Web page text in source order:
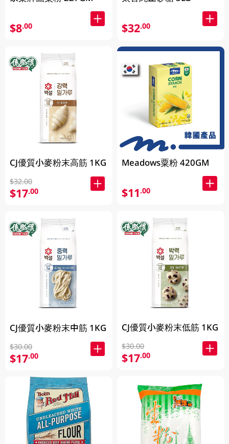
$8.00
CJ優質小麥粉末高筋 1KG
$32.00
$17.00
CJ優質小麥粉末中筋 1KG
$30.00
$17.00
$32.00
Meadows粟粉 420GM
$11.00
CJ優質小麥粉末低筋 1KG
$30.00
$17.00